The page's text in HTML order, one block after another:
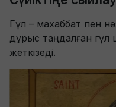
Гүл – махаббат пен
дұрыс таңдалған гүл
жеткізеді.